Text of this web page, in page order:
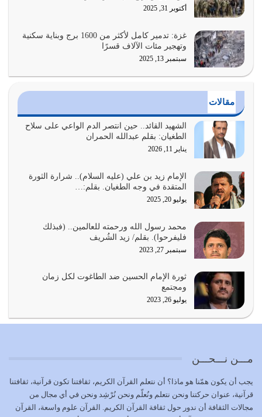
عندما يكون عدوك هو عدو الله معناه أن تكون نقاط الضعف
فيه كثيرة وسينصرك الله عليه إذا…
يوليو 26, 2026
أراد الله لهذه الأمة ان تكون خير امة أخرجت للناس بالنهوض
الدين الذي شرعه الله لا يجوز أن يخضع لآرائنا وأهوائنا
واجتهاداتنا لأننا سنختلف ونتفرق
يوليو 24, 2026
أمة عاجزة عن النهوض…
يوليو 23, 2026
بحبل الله جميعاً وليس كل…
يوليو 22, 2026
يشاء ويذل من يشاء
يوليو 21, 2026
{إِنَّ الدِّينَ عِنْدَ اللَّهِ الْإسْلامُ} الدين الذي شرعه الله للناس في
تتحقق الحقوق للجميع
يوليو 18, 2026
أكتوبر 31, 2025
غزة: تدمير كامل لأكثر من 1600 برج وبناية سكنية
وتهجير مئات الآلاف قسرًا
سبتمبر 13, 2025
مقالات
الشهيد القائد.. حين انتصر الدم الواعي على سلاح
الطغيان: بقلم عبدالله الحمران
يناير 11, 2026
الإمام زيد بن علي (عليه السلام).. شرارة الثورة
المتقدة في وجه الطغيان. بقلم:…
يوليو 20, 2025
محمد رسول الله ورحمته للعالمين.. (فبذلك
فليفرحوا). بقلم/ زيد الشُريف
سبتمبر 27, 2023
ثورة الإمام الحسين ضد الطاغوت لكل زمان
ومجتمع
يوليو 26, 2023
مـــن نـــحـــن
يجب أن يكون همّنا هو ماذا؟ أن نتعلم القرآن الكريم، ثقافتنا تكون قرآنية، ثقافتنا
قرآنية، عنوان حركتنا ونحن نتعلم ونُعلّم ونحن نُرْشِد ونحن في أي مجال من
مجالات الثقافة أن ندور حول ثقافة القرآن الكريم. القرآن علوم واسعة، القرآن